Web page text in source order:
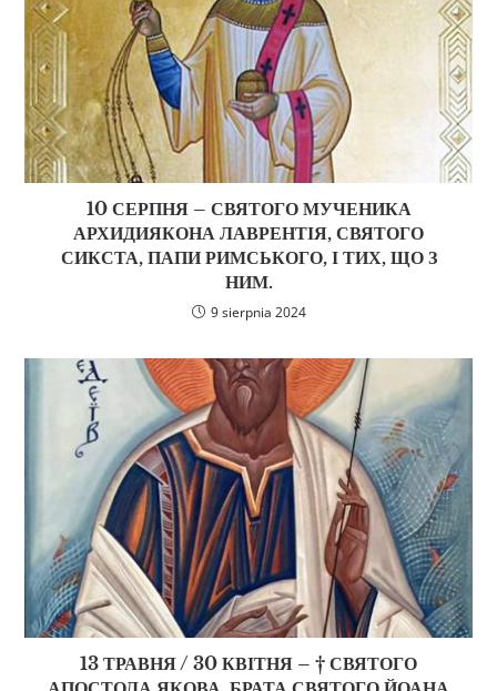
10 СЕРПНЯ – СВЯТОГО МУЧЕНИКА
АРХИДИЯКОНА ЛАВРЕНТІЯ, СВЯТОГО
СИКСТА, ПАПИ РИМСЬКОГО, І ТИХ, ЩО З
НИМ.
9 sierpnia 2024
13 ТРАВНЯ / 30 КВІТНЯ – † СВЯТОГО